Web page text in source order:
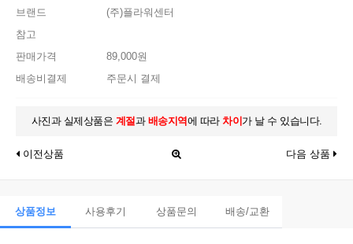
브랜드
(주)플라워센터
참고
판매가격
89,000원
배송비결제
주문시 결제
사진과 실제상품은 계절과 배송지역에 따라 차이 가 날 수 있습니다.
이전상품 다음 상품
상품정보 사용후기 상품문의 배송/교환